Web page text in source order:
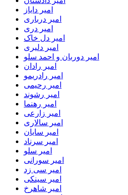
امیر دایاز
امیر درباری
امیر دری
امیر دل خاک
امیر دلیری
امیر دوربان و احمد سلو
امیر رادان
امیر رادریمو
امیر رحیمی
امیر رشوند
امیر رهنما
امیر زارعی
امیر سالاری
امیر سایان
امیر سرناد
امیر سلو
امیر سورانی
امیر سی زد
امیر سینکی
امیر شاهرخ